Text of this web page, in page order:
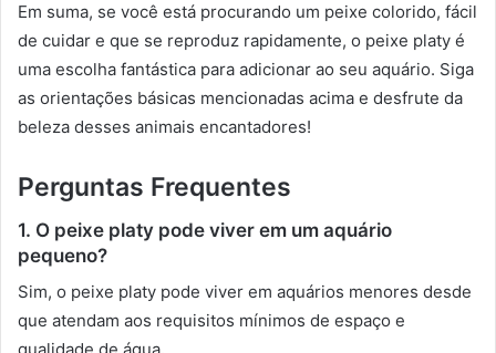
Em suma, se você está procurando um peixe colorido, fácil
de cuidar e que se reproduz rapidamente, o peixe platy é
uma escolha fantástica para adicionar ao seu aquário. Siga
as orientações básicas mencionadas acima e desfrute da
beleza desses animais encantadores!
Perguntas Frequentes
1. O peixe platy pode viver em um aquário
pequeno?
Sim, o peixe platy pode viver em aquários menores desde
que atendam aos requisitos mínimos de espaço e